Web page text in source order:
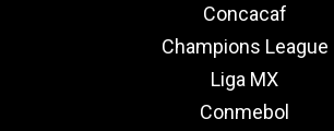
Concacaf
Champions League
Liga MX
Conmebol